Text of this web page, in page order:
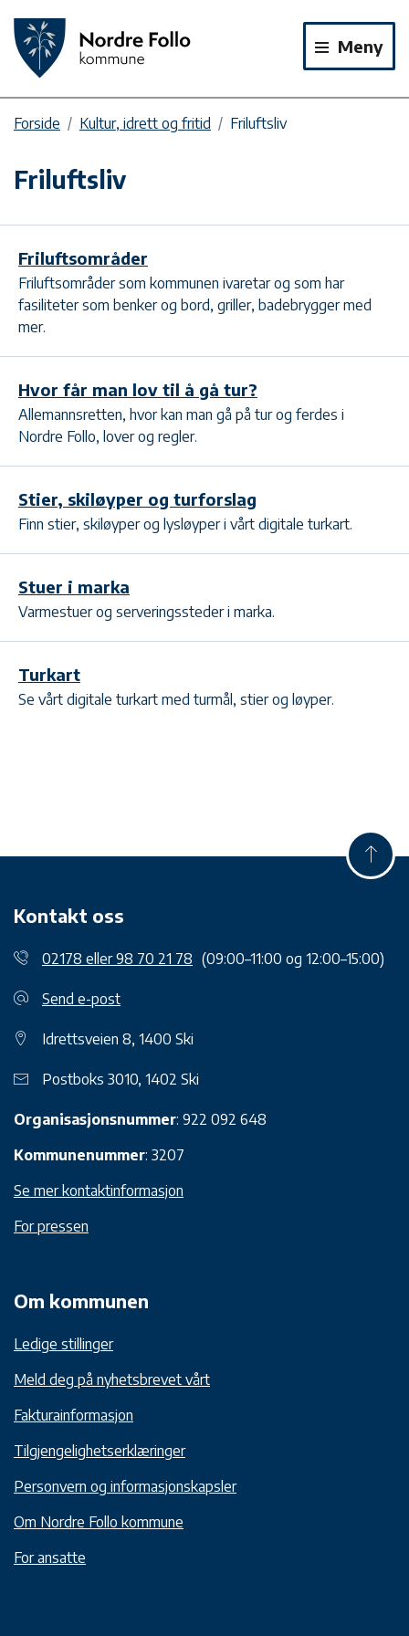
Meny
Forside Kultur, idrett og fritid Friluftsliv
Friluftsliv
Friluftsområder
Friluftsområder som kommunen ivaretar og som har
fasiliteter som benker og bord, griller, badebrygger med
mer.
Hvor får man lov til å gå tur?
Allemannsretten, hvor kan man gå på tur og ferdes i
Nordre Follo, lover og regler.
Stier, skiløyper og turforslag
Finn stier, skiløyper og lysløyper i vårt digitale turkart.
Stuer i marka
Varmestuer og serveringssteder i marka.
Turkart
Se vårt digitale turkart med turmål, stier og løyper.
Kontakt oss
02178 eller 98 70 21 78 (09:00–11:00 og 12:00–15:00)
Send e-post
Idrettsveien 8, 1400 Ski
Postboks 3010, 1402 Ski
Organisasjonsnummer: 922 092 648
Kommunenummer: 3207
Se mer kontaktinformasjon
For pressen
Om kommunen
Ledige stillinger
Meld deg på nyhetsbrevet vårt
Fakturainformasjon
Tilgjengelighetserklæringer
Personvern og informasjonskapsler
Om Nordre Follo kommune
For ansatte